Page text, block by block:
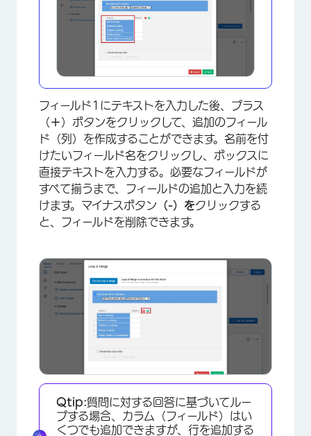
フィールド1にテキストを入力した後、プラス
（＋）ボタンをクリックして、追加のフィール
ド（列）を作成することができます。名前を付
けたいフィールド名をクリックし、ボックスに
直接テキストを入力する。必要なフィールドが
すべて揃うまで、フィールドの追加と入力を続
けます。マイナスボタン （-）をクリックする
と、フィールドを削除できます。
Qtip:質問に対する回答に基づいてルー
プする場合、カラム（フィールド）はい
くつでも追加できますが、行を追加する